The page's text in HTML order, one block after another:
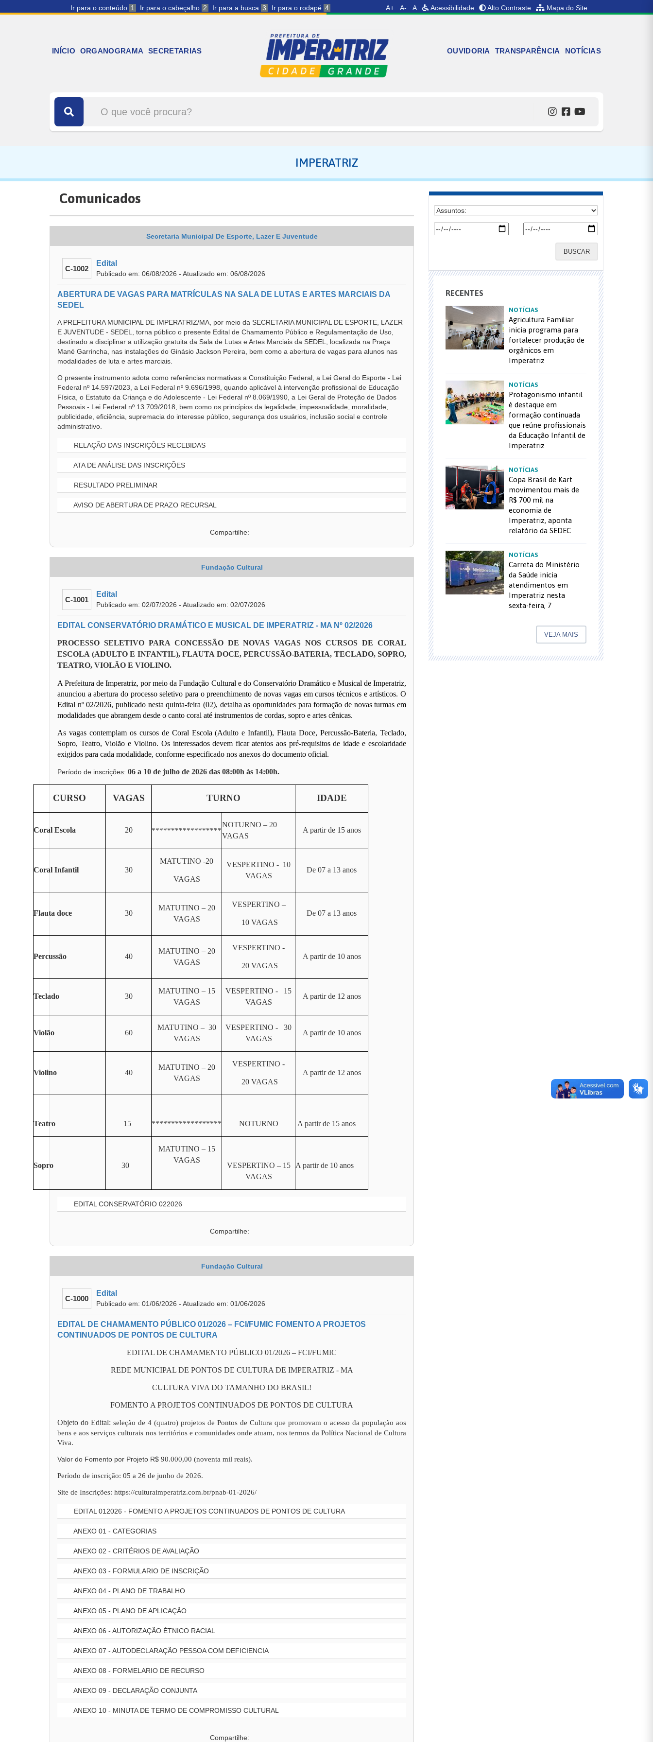
Ir para o conteúdo 1 Ir para o cabeçalho 2 Ir para a busca 3 Ir para o rodapé 4 A+ A- A Acessibilidade Alto Contraste Mapa do Site
INÍCIO ORGANOGRAMA SECRETARIAS OUVIDORIA TRANSPARÊNCIA NOTÍCIAS
IMPERATRIZ
Comunicados
Secretaria Municipal De Esporte, Lazer E Juventude
C-1002
Edital
Publicado em: 06/08/2026 - Atualizado em: 06/08/2026
ABERTURA DE VAGAS PARA MATRÍCULAS NA SALA DE LUTAS E ARTES MARCIAIS DA
SEDEL
A PREFEITURA MUNICIPAL DE IMPERATRIZ/MA, por meio da SECRETARIA MUNICIPAL DE ESPORTE, LAZER
E JUVENTUDE - SEDEL, torna público o presente Edital de Chamamento Público e Regulamentação de Uso,
destinado a disciplinar a utilização gratuita da Sala de Lutas e Artes Marciais da SEDEL, localizada na Praça
Mané Garrincha, nas instalações do Ginásio Jackson Pereira, bem como a abertura de vagas para alunos nas
modalidades de luta e artes marciais.
O presente instrumento adota como referências normativas a Constituição Federal, a Lei Geral do Esporte - Lei
Federal nº 14.597/2023, a Lei Federal nº 9.696/1998, quando aplicável à intervenção profissional de Educação
Física, o Estatuto da Criança e do Adolescente - Lei Federal nº 8.069/1990, a Lei Geral de Proteção de Dados
Pessoais - Lei Federal nº 13.709/2018, bem como os princípios da legalidade, impessoalidade, moralidade,
publicidade, eficiência, supremacia do interesse público, segurança dos usuários, inclusão social e controle
administrativo.
RELAÇÃO DAS INSCRIÇÕES RECEBIDAS
ATA DE ANÁLISE DAS INSCRIÇÕES
RESULTADO PRELIMINAR
AVISO DE ABERTURA DE PRAZO RECURSAL
Compartilhe:
Fundação Cultural
C-1001
Edital
Publicado em: 02/07/2026 - Atualizado em: 02/07/2026
EDITAL CONSERVATÓRIO DRAMÁTICO E MUSICAL DE IMPERATRIZ - MA Nº 02/2026
PROCESSO SELETIVO PARA CONCESSÃO DE NOVAS VAGAS NOS CURSOS DE CORAL
ESCOLA (ADULTO E INFANTIL), FLAUTA DOCE, PERCUSSÃO-BATERIA, TECLADO, SOPRO,
TEATRO, VIOLÃO E VIOLINO.
A Prefeitura de Imperatriz, por meio da Fundação Cultural e do Conservatório Dramático e Musical de Imperatriz,
anunciou a abertura do processo seletivo para o preenchimento de novas vagas em cursos técnicos e artísticos. O
Edital nº 02/2026, publicado nesta quinta-feira (02), detalha as oportunidades para formação de novas turmas em
modalidades que abrangem desde o canto coral até instrumentos de cordas, sopro e artes cênicas.
As vagas contemplam os cursos de Coral Escola (Adulto e Infantil), Flauta Doce, Percussão-Bateria, Teclado,
Sopro, Teatro, Violão e Violino. Os interessados devem ficar atentos aos pré-requisitos de idade e escolaridade
exigidos para cada modalidade, conforme especificado nos anexos do documento oficial.
Período de inscrições: 06 a 10 de julho de 2026 das 08:00h às 14:00h.
CURSO VAGAS TURNO IDADE
Coral Escola 20 ******************
NOTURNO – 20
VAGAS
A partir de 15 anos
Coral Infantil 30
MATUTINO -20
VAGAS
VESPERTINO - 10
VAGAS
De 07 a 13 anos
Flauta doce 30
MATUTINO – 20
VAGAS
VESPERTINO –
10 VAGAS
De 07 a 13 anos
Percussão 40
MATUTINO – 20
VAGAS
VESPERTINO -
20 VAGAS
A partir de 10 anos
Teclado 30
MATUTINO – 15
VAGAS
VESPERTINO - 15
VAGAS
A partir de 12 anos
Violão 60
MATUTINO – 30
VAGAS
VESPERTINO - 30
VAGAS
A partir de 10 anos
Violino 40
MATUTINO – 20
VAGAS
VESPERTINO -
20 VAGAS
A partir de 12 anos
Teatro 15 ****************** NOTURNO A partir de 15 anos
Sopro 30
MATUTINO – 15
VAGAS
VESPERTINO – 15
VAGAS
A partir de 10 anos
EDITAL CONSERVATÓRIO 022026
Compartilhe:
Fundação Cultural
C-1000
Edital
Publicado em: 01/06/2026 - Atualizado em: 01/06/2026
EDITAL DE CHAMAMENTO PÚBLICO 01/2026 – FCI/FUMIC FOMENTO A PROJETOS
CONTINUADOS DE PONTOS DE CULTURA
EDITAL DE CHAMAMENTO PÚBLICO 01/2026 – FCI/FUMIC
REDE MUNICIPAL DE PONTOS DE CULTURA DE IMPERATRIZ - MA
CULTURA VIVA DO TAMANHO DO BRASIL!
FOMENTO A PROJETOS CONTINUADOS DE PONTOS DE CULTURA
Objeto do Edital: seleção de 4 (quatro) projetos de Pontos de Cultura que promovam o acesso da população aos
bens e aos serviços culturais nos territórios e comunidades onde atuam, nos termos da Política Nacional de Cultura
Viva.
Valor do Fomento por Projeto R$ 90.000,00 (noventa mil reais).
Período de inscrição: 05 a 26 de junho de 2026.
Site de Inscrições: https://culturaimperatriz.com.br/pnab-01-2026/
EDITAL 012026 - FOMENTO A PROJETOS CONTINUADOS DE PONTOS DE CULTURA
ANEXO 01 - CATEGORIAS
ANEXO 02 - CRITÉRIOS DE AVALIAÇÃO
ANEXO 03 - FORMULARIO DE INSCRIÇÃO
ANEXO 04 - PLANO DE TRABALHO
ANEXO 05 - PLANO DE APLICAÇÃO
ANEXO 06 - AUTORIZAÇÃO ÉTNICO RACIAL
ANEXO 07 - AUTODECLARAÇÃO PESSOA COM DEFICIENCIA
ANEXO 08 - FORMELARIO DE RECURSO
ANEXO 09 - DECLARAÇÃO CONJUNTA
ANEXO 10 - MINUTA DE TERMO DE COMPROMISSO CULTURAL
Compartilhe:
BUSCAR
RECENTES
NOTÍCIAS
Agricultura Familiar
inicia programa para
fortalecer produção de
orgânicos em
Imperatriz
NOTÍCIAS
Protagonismo infantil
é destaque em
formação continuada
que reúne profissionais
da Educação Infantil de
Imperatriz
NOTÍCIAS
Copa Brasil de Kart
movimentou mais de
R$ 700 mil na
economia de
Imperatriz, aponta
relatório da SEDEC
NOTÍCIAS
Carreta do Ministério
da Saúde inicia
atendimentos em
Imperatriz nesta
sexta-feira, 7
VEJA MAIS